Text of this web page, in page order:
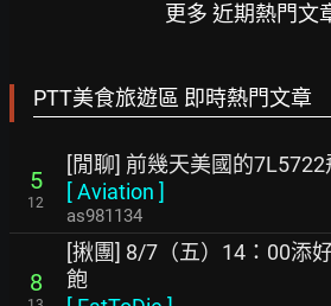
更多 近期熱門文
PTT美食旅遊區 即時熱門文章
5
12
[閒聊] 前幾天美國的
[Aviation ]
as981134
8
[揪團] 8/7（五）14：00添
飽